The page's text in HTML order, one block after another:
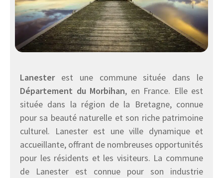
Lanesterest une commune située dans le
Département du Morbihan, en France. Elle est
située dans la région de la Bretagne, connue
pour sa beauté naturelle et son riche patrimoine
culturel. Lanester est une ville dynamique et
accueillante, offrant de nombreuses opportunités
pour les résidents et les visiteurs. La commune
de Lanester est connue pour son industrie